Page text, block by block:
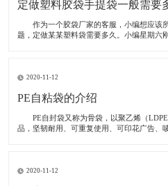
定做塑料胶袋手提袋一般需要
作为一个胶袋厂家的客服，小编想应该
题，定做某某塑料袋需要多久。小编星期六
2020-11-12
PE自粘袋的介绍
PE自封袋又称为骨袋，以聚乙烯（LDPE
品，坚韧耐用、可重复使用、可印花广告、
2020-11-12